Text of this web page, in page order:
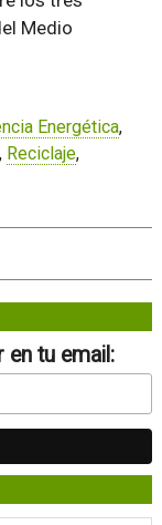
Medio
Energética,
, Reciclaje,
en tu email: